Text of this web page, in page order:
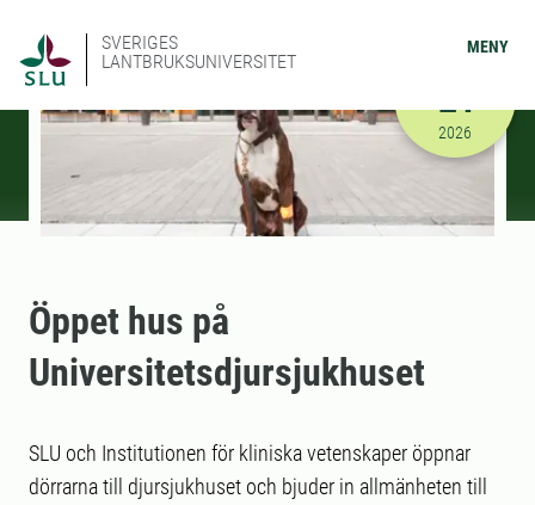
SVERIGES
LANTBRUKSUNIVERSITET
MENY
2026-01-
24
2026
Öppet hus på
Universitetsdjursjukhuset
SLU och Institutionen för kliniska vetenskaper öppnar
dörrarna till djursjukhuset och bjuder in allmänheten till